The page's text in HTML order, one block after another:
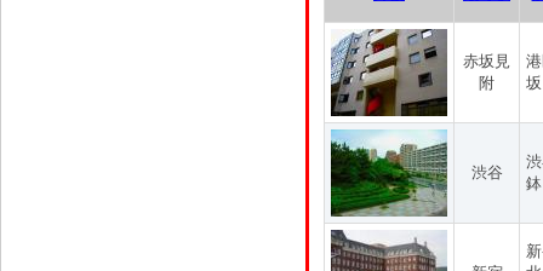
赤坂見
附
渋谷